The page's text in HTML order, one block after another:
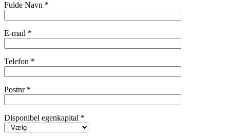
Fulde Navn *
E-mail *
Telefon *
Postnr *
Disponibel egenkapital *